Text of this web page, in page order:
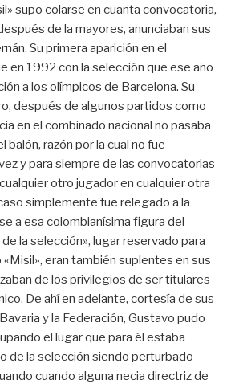
supo colarse en cuanta convocatoria,
de la mayores, anunciaban sus
Su primera aparición en el
en 1992 con la selección que ese año
a los olímpicos de Barcelona. Su
después de algunos partidos como
en el combinado nacional no pasaba
balón, razón por la cual no fue
y para siempre de las convocatorias
otro jugador en cualquier otra
simplemente fue relegado a la
a esa colombianísima figura del
la selección», lugar reservado para
eran también suplentes en sus
de los privilegios de ser titulares
De ahí en adelante, cortesía de sus
y la Federación, Gustavo pudo
el lugar que para él estaba
de la selección siendo perturbado
cuando alguna necia directriz de